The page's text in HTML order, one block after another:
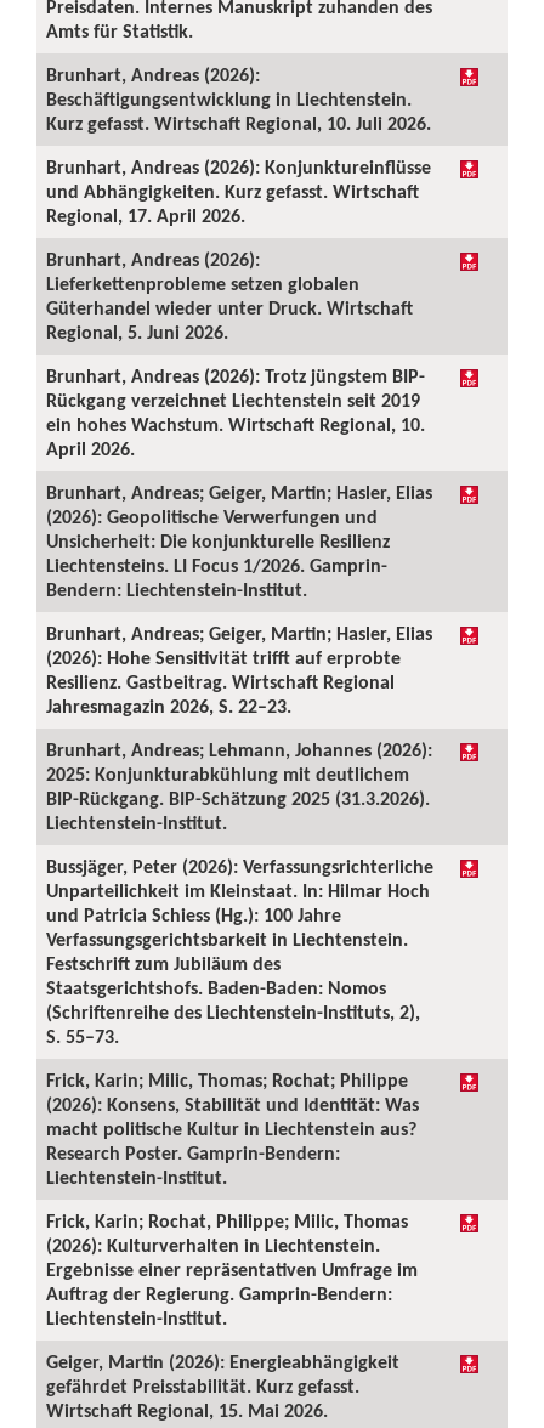
Preisdaten. Internes Manuskript zuhanden des
Amts für Statistik.
Brunhart, Andreas (2026):
Beschäftigungsentwicklung in Liechtenstein.
Kurz gefasst. Wirtschaft Regional, 10. Juli 2026.
Brunhart, Andreas (2026): Konjunktureinflüsse
und Abhängigkeiten. Kurz gefasst. Wirtschaft
Regional, 17. April 2026.
Brunhart, Andreas (2026):
Lieferkettenprobleme setzen globalen
Güterhandel wieder unter Druck. Wirtschaft
Regional, 5. Juni 2026.
Brunhart, Andreas (2026): Trotz jüngstem BIP-
Rückgang verzeichnet Liechtenstein seit 2019
ein hohes Wachstum. Wirtschaft Regional, 10.
April 2026.
Brunhart, Andreas; Geiger, Martin; Hasler, Elias
(2026): Geopolitische Verwerfungen und
Unsicherheit: Die konjunkturelle Resilienz
Liechtensteins. LI Focus 1/2026. Gamprin-
Bendern: Liechtenstein-Institut.
Brunhart, Andreas; Geiger, Martin; Hasler, Elias
(2026): Hohe Sensitivität trifft auf erprobte
Resilienz. Gastbeitrag. Wirtschaft Regional
Jahresmagazin 2026, S. 22–23.
Brunhart, Andreas; Lehmann, Johannes (2026):
2025: Konjunkturabkühlung mit deutlichem
BIP-Rückgang. BIP-Schätzung 2025 (31.3.2026).
Liechtenstein-Institut.
Bussjäger, Peter (2026): Verfassungsrichterliche
Unparteilichkeit im Kleinstaat. In: Hilmar Hoch
und Patricia Schiess (Hg.): 100 Jahre
Verfassungsgerichtsbarkeit in Liechtenstein.
Festschrift zum Jubiläum des
Staatsgerichtshofs. Baden-Baden: Nomos
(Schriftenreihe des Liechtenstein-Instituts, 2),
S. 55–73.
Frick, Karin; Milic, Thomas; Rochat; Philippe
(2026): Konsens, Stabilität und Identität: Was
macht politische Kultur in Liechtenstein aus?
Research Poster. Gamprin-Bendern:
Liechtenstein-Institut.
Frick, Karin; Rochat, Philippe; Milic, Thomas
(2026): Kulturverhalten in Liechtenstein.
Ergebnisse einer repräsentativen Umfrage im
Auftrag der Regierung. Gamprin-Bendern:
Liechtenstein-Institut.
Geiger, Martin (2026): Energieabhängigkeit
gefährdet Preisstabilität. Kurz gefasst.
Wirtschaft Regional, 15. Mai 2026.